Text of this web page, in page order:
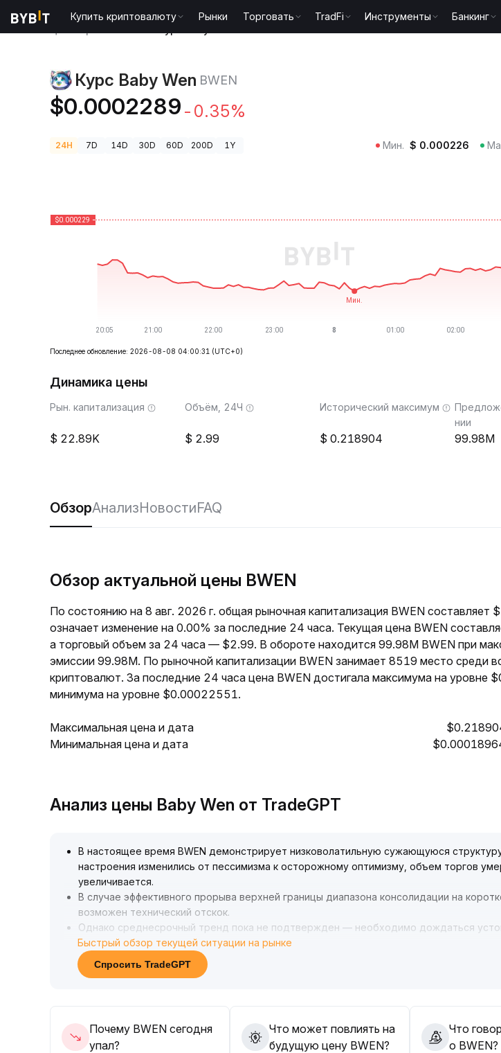
Купить криптовалюту Рынки Торговать TradFi Инструменты Банкинг
Курс Baby Wen BWEN
$0.0002289 -0.35%
24H 7D 14D 30D 60D 200D 1Y Мин. $ 0.000226
Последнее обновление: 2026-08-08 04:00:31 (UTC+0)
Динамика цены
Рын. капитализация
22.89K
Объём, 24Ч
2.99
Исторический максимум
0.218904
нии
99.98M
ОбзорАнализНовостиFAQ
Обзор актуальной цены BWEN
По состоянию на 8 авг. 2026 г. общая рыночная капитализация BWEN составляет
означает изменение на 0.00% за последние 24 часа. Текущая цена BWEN
а торговый объем за 24 часа — $2.99. В обороте находится 99.98M BWEN при
эмиссии 99.98M. По рыночной капитализации BWEN занимает 8519 место среди
криптовалют. За последние 24 часа цена BWEN достигала максимума на уровне
минимума на уровне $0.00022551.
Максимальная цена и дата
Минимальная цена и дата
Анализ цены Baby Wen от TradeGPT
В настоящее время BWEN демонстрирует низковолатильную сужающуюся
настроения изменились от пессимизма к осторожному оптимизму, объем торгов
увеличивается.
В случае эффективного прорыва верхней границы диапазона консолидации на
возможен технический отскок.
Однако среднесрочный тренд пока не подтвержден — необходимо дождаться
пробоя цены и ретеста ключевых сопротивлений (рекомендуется отслеживать
границы диапазона, текущий ориентир: 12,5-14,0 долларов США) с устойчивой
Стратегия: инвесторам следует терпеливо ждать подтверждения тренда и избегать
Быстрый обзор текущей ситуации на рынке
Спросить TradeGPT
Почему BWEN сегодня
упал?
Что может повлиять на
будущую цену BWEN?
Что
о BWEN?